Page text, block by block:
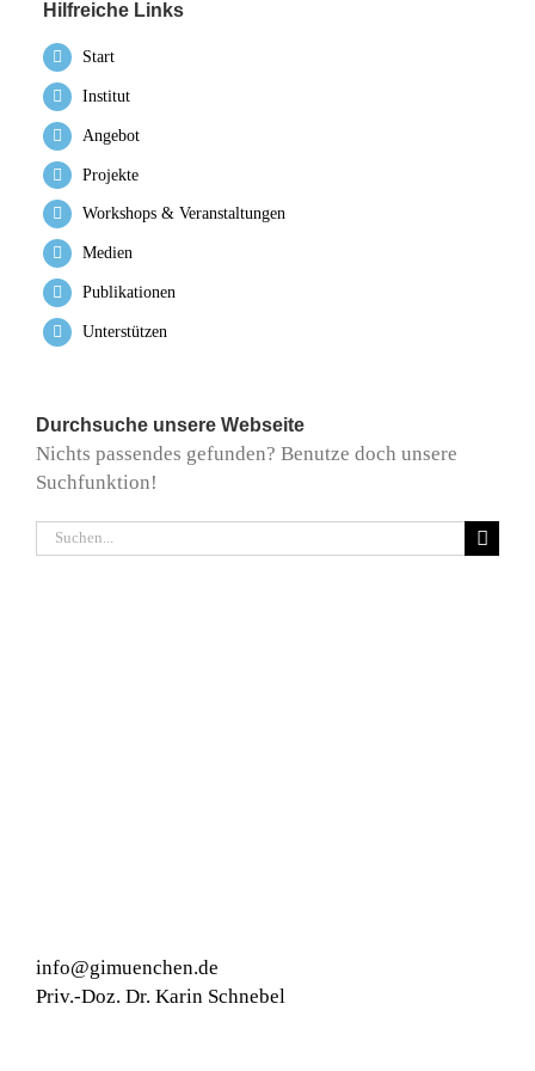
Hilfreiche Links
Start
Institut
Angebot
Projekte
Workshops & Veranstaltungen
Medien
Publikationen
Unterstützen
Durchsuche unsere Webseite
Nichts passendes gefunden? Benutze doch unsere
Suchfunktion!
Suche
nach:
info@gimuenchen.de
Priv.-Doz. Dr. Karin Schnebel